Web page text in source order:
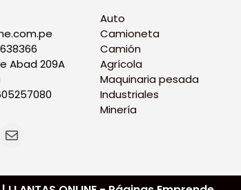
Abad 209A
Auto
Camioneta
Camión
Agrícola
Maquinaria pesada
Industriales
Minería